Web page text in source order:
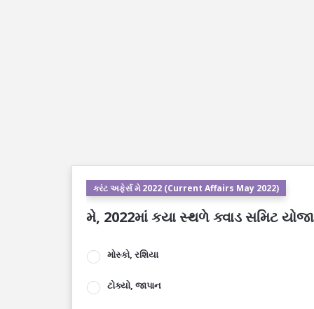
કરંટ અફેર્સ મે 2022 (Current Affairs May 2022)
મે, 2022માં કયા સ્થળે ક્વાડ સમિટ
મોસ્કો, રશિયા
ટોક્યો, જાપાન